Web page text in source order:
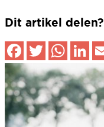
Dit artikel delen?